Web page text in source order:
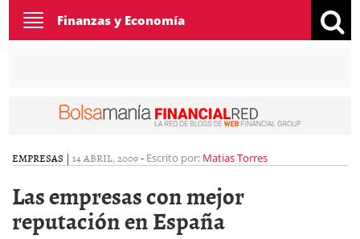
Toggle
navigation
Finanzas y Economía
EMPRESAS | 14 ABRIL, 2009- Escrito por: Matias Torres
Las empresas con mejor
reputación en España